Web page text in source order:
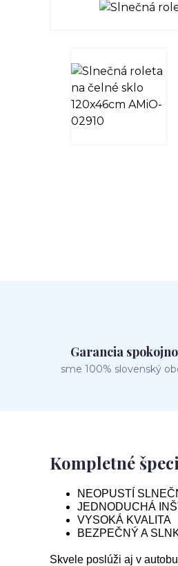
Garancia
sme 100% slovenský
Kompletné
NEOPUSTÍ
JEDNODUCHÁ
VYSOKÁ KVALITA
BEZPEČNÝ A
Skvele poslúži aj v